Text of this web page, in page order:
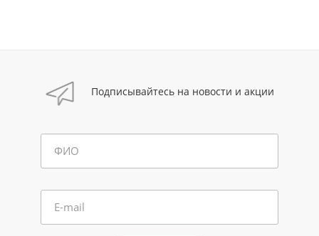
Подписывайтесь на новости и акции
ФИО
E-mail